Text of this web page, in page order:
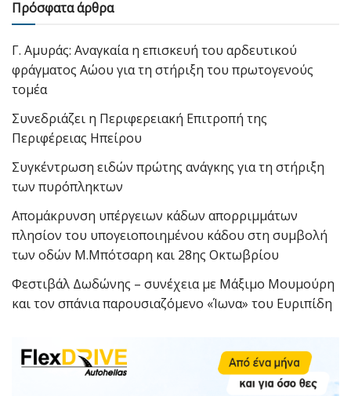
Πρόσφατα άρθρα
Γ. Αμυράς: Αναγκαία η επισκευή του αρδευτικού
φράγματος Αώου για τη στήριξη του πρωτογενούς
τομέα
Συνεδριάζει η Περιφερειακή Επιτροπή της
Περιφέρειας Ηπείρου
Συγκέντρωση ειδών πρώτης ανάγκης για τη στήριξη
των πυρόπληκτων
Απομάκρυνση υπέργειων κάδων απορριμμάτων
πλησίον του υπογειοποιημένου κάδου στη συμβολή
των οδών Μ.Μπότσαρη και 28ης Οκτωβρίου
Φεστιβάλ Δωδώνης – συνέχεια με Μάξιμο Μουμούρη
και τον σπάνια παρουσιαζόμενο «Ίωνα» του Ευριπίδη